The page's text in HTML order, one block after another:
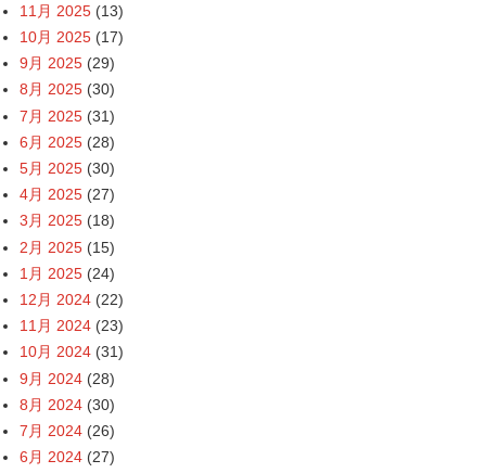
11月 2025 (13)
10月 2025 (17)
9月 2025 (29)
8月 2025 (30)
7月 2025 (31)
6月 2025 (28)
5月 2025 (30)
4月 2025 (27)
3月 2025 (18)
2月 2025 (15)
1月 2025 (24)
12月 2024 (22)
11月 2024 (23)
10月 2024 (31)
9月 2024 (28)
8月 2024 (30)
7月 2024 (26)
6月 2024 (27)